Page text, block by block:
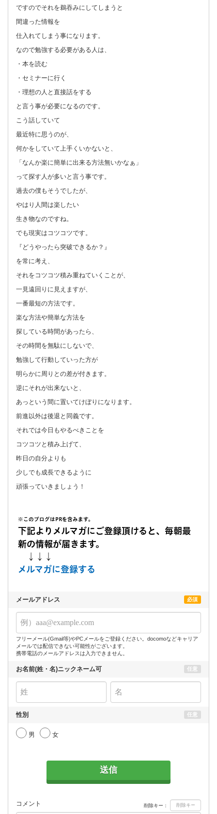
ですのでそれを鵜吞みにしてしまうと
間違った情報を
仕入れてしまう事になります。
なので勉強する必要がある人は、
・本を読む
・セミナーに行く
・理想の人と直接話をする
と言う事が必要になるのです。
こう話していて
最近特に思うのが、
何かをしていて上手くいかないと、
「なんか楽に簡単に出来る方法無いかなぁ」
って探す人が多いと言う事です。
過去の僕もそうでしたが、
やはり人間は楽したい
生き物なのですね。
でも現実はコツコツです。
『どうやったら突破できるか？』
を常に考え、
それをコツコツ積み重ねていくことが、
一見遠回りに見えますが、
一番最短の方法です。
楽な方法や簡単な方法を
探している時間があったら、
その時間を無駄にしないで、
勉強して行動していった方が
明らかに周りとの差が付きます。
逆にそれが出来ないと、
あっという間に置いてけぼりになります。
前進以外は後退と同義です。
それでは今日もやるべきことを
コツコツと積み上げて、
昨日の自分よりも
少しでも成長できるように
頑張っていきましょう！
※このブログはPRを含みます。
下記よりメルマガにご登録頂けると、毎朝最
新の情報が届きます。
↓↓↓
メルマガに登録する
メールアドレス 必須
フリーメール(Gmail等)やPCメールをご登録ください。docomoなどキャリア
メールでは配信できない可能性がございます。
携帯電話のメールアドレスは入力できません。
お名前(姓・名)ニックネーム可 任意
性別 任意
男 女
送信
コメント 削除キー：